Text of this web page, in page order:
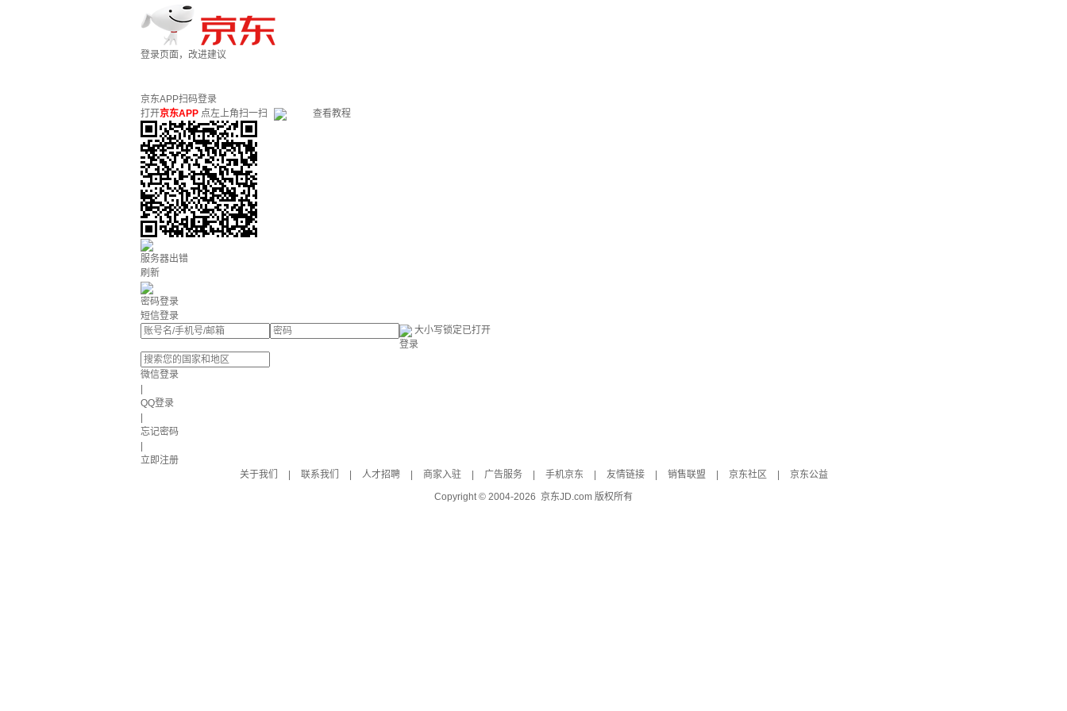
登录页面，改进建议
京东APP扫码登录
打开京东APP 点左上角扫一扫 查看教程
服务器出错
刷新
密码登录
短信登录
大小写锁定已打开
登录
微信登录
QQ登录
忘记密码
立即注册
关于我们
联系我们 人才招聘 商家入驻 广告服务 手机京东 友情链接 销售联盟 京东社区
京东公益
Copyright © 2004-2026 京东JD.com 版权所有